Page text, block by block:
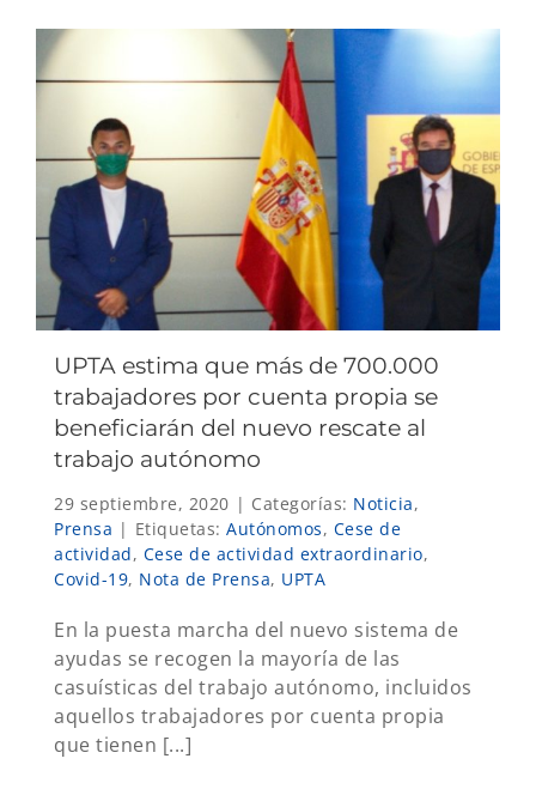
UPTA estima que más de 700.000
trabajadores por cuenta propia se
beneficiarán del nuevo rescate al
trabajo autónomo
29 septiembre, 2020 | Categorías: Noticia,
Prensa | Etiquetas: Autónomos, Cese de
actividad, Cese de actividad extraordinario,
Covid-19, Nota de Prensa, UPTA
En la puesta marcha del nuevo sistema de
ayudas se recogen la mayoría de las
casuísticas del trabajo autónomo, incluidos
aquellos trabajadores por cuenta propia
que tienen [...]